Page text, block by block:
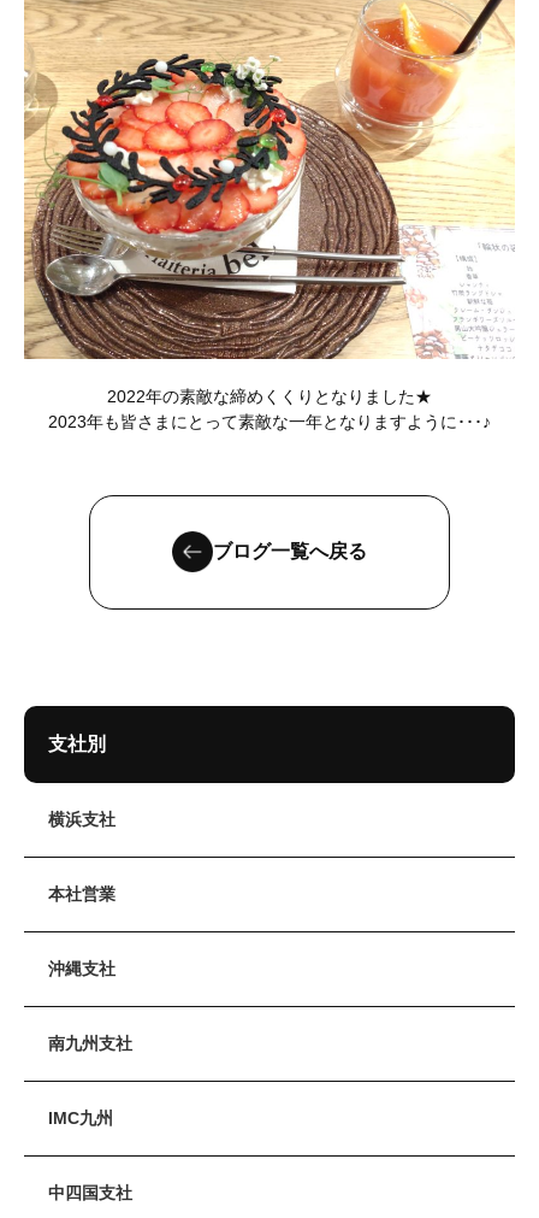
2022年の素敵な締めくくりとなりました★
2023年も皆さまにとって素敵な一年となりますように･･･♪
ブログ一覧へ戻る
支社別
横浜支社
本社営業
沖縄支社
南九州支社
IMC九州
中四国支社